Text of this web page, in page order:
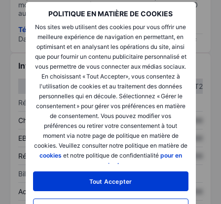
POLITIQUE EN MATIÈRE DE COOKIES
Nos sites web utilisent des cookies pour vous offrir une
meilleure expérience de navigation en permettant, en
optimisant et en analysant les opérations du site, ainsi
que pour fournir un contenu publicitaire personnalisé et
vous permettre de vous connecter aux médias sociaux.
En choisissant « Tout Accepter», vous consentez à
l'utilisation de cookies et au traitement des données
personnelles qui en découle. Sélectionnez « Gérer le
consentement » pour gérer vos préférences en matière
de consentement. Vous pouvez modifier vos
préférences ou retirer votre consentement à tout
moment via notre page de politique en matière de
cookies. Veuillez consulter notre politique en matière de
cookies et notre politique de confidentialité pour en
savoir plus
Tout Accepter
moins il est important (0 équivaut à aucun risque et 100
au risque le plus élevé).
Télécharger la méthodologie ESG (en anglais)
Data provided by
/
Informations financières
T1
T2
Résultats
Chiffre d’affaires XXXXXXX
EBITDA XXXXXXX XXXXXXX
Résultat net XXXXXXX XXXXXXX
Bilan
Actif total XXXXXXX XXXXXXX